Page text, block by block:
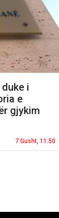
i
e
gjykim
7 Gusht, 11:50